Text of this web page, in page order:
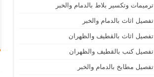
ترميمات وتكسير بلاط بالدمام والخبر
تفصيل اثاث بالدمام والخبر
تفصيل اثاث بالقطيف والظهران
تفصيل كنب بالقطيف والظهران
تفصيل مطابخ بالدمام والخبر